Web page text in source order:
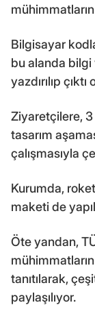
Bilgisayar
bu alanda
yazdırılıp
Ziyaretçilere, 3
tasarım
çalışmasıyla
Kurumda,
maketi de
Öte yandan,
tanıtılarak,
paylaşılıyor.